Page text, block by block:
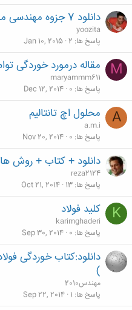
دانلود 7 جزوه مهندسی مواد
yoozita
پاسخ ها 2
Jan 10, 2015
M مقاله درمورد خوردگی
maryammm611
پاسخ ها 0
Dec 12, 2014
A محلول اچ تانتالیم
a.m.i
پاسخ ها 0
Nov 20, 2014
دانلود + کتاب + روش ها
reza2124
پاسخ ها 13
Oct 21, 2014
K كليد فولاد
karimghaderi
پاسخ ها 0
Sep 30, 2014
)
مهندس2010
پاسخ ها 1
Sep 22, 2014